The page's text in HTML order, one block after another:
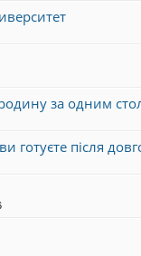
за одним
готуєте після